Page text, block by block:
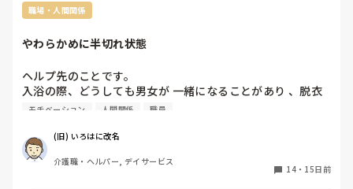
職場・人間関係
やわらかめに半切れ状態
ヘルプ先のことです。
入浴の際、どうしても男女が 一緒になることがあり 、脱衣
場なり浴室内を仕切って対応することにがあります。
ということで、私が男性利用者の入浴後の更衣をしている
と、仕切りの向こうから『いろはにさん、ちょっと来て」と
言うのですが、『○○さんの更衣をしてていけません』と言
モチベーション 人間関係 職員
(旧) いろはに改名
介護職・ヘルパー, デイサービス
14・ 15日前